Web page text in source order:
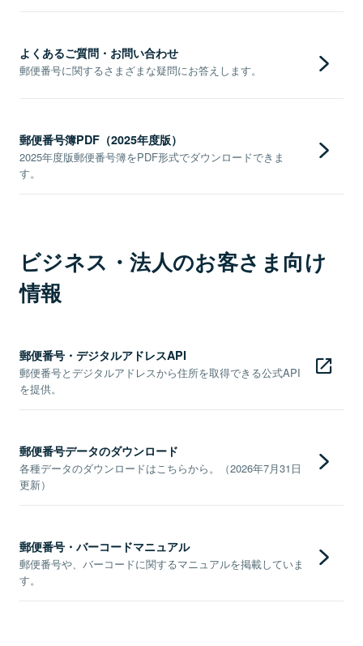
よくあるご質問・お問い合わせ
郵便番号に関するさまざまな疑問にお答えします。
郵便番号簿PDF（2025年度版）
2025年度版郵便番号簿をPDF形式でダウンロードできま
す。
ビジネス・法人のお客さま向け
情報
郵便番号・デジタルアドレスAPI
郵便番号とデジタルアドレスから住所を取得できる公式API
を提供。
郵便番号データのダウンロード
各種データのダウンロードはこちらから。（2026年7月31日
更新）
郵便番号・バーコードマニュアル
郵便番号や、バーコードに関するマニュアルを掲載していま
す。